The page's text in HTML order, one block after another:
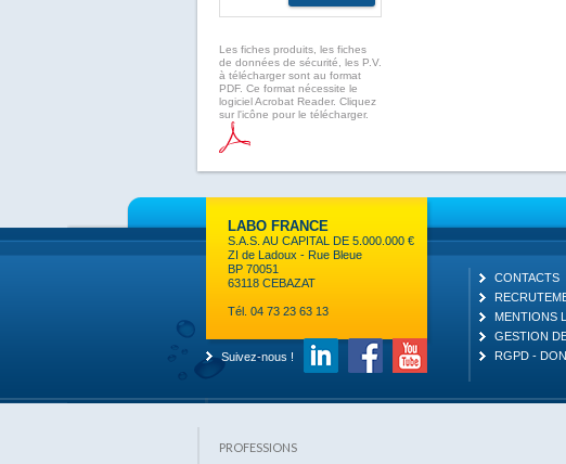
Les fiches produits, les fiches
de données de sécurité, les P.V.
à télécharger sont au format
PDF. Ce format nécessite le
logiciel Acrobat Reader. Cliquez
sur l'icône pour le télécharger.
LABO FRANCE
S.A.S. AU CAPITAL DE 5.000.000 €
ZI de Ladoux - Rue Bleue
BP 70051
63118 CEBAZAT
Tél. 04 73 23 63 13
Suivez-nous !
CONTACTS
MENTIONS
GESTION
RGPD -
PROFESSIONS